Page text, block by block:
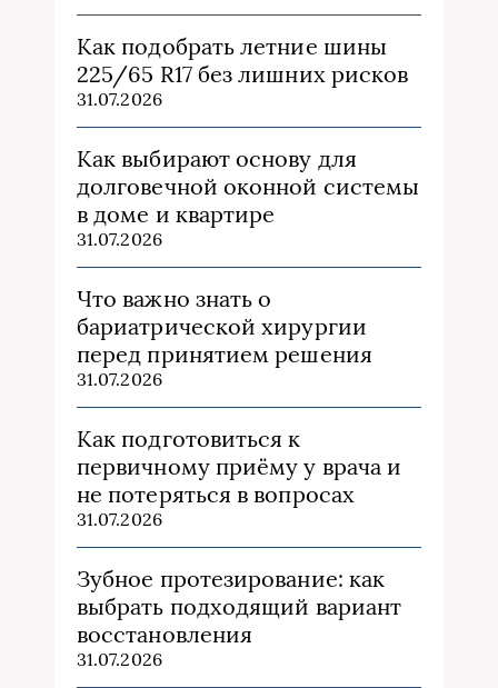
Как подобрать летние шины
225/65 R17 без лишних рисков
31.07.2026
Как выбирают основу для
долговечной оконной системы
в доме и квартире
31.07.2026
Что важно знать о
бариатрической хирургии
перед принятием решения
31.07.2026
Как подготовиться к
первичному приёму у врача и
не потеряться в вопросах
31.07.2026
Зубное протезирование: как
выбрать подходящий вариант
восстановления
31.07.2026